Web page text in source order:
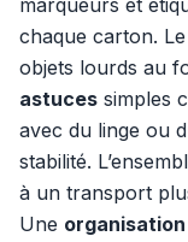
marqueurs et
chaque carton.
objets lourds au
astuces simples
avec du linge ou
stabilité.
à un transport
Une organisation